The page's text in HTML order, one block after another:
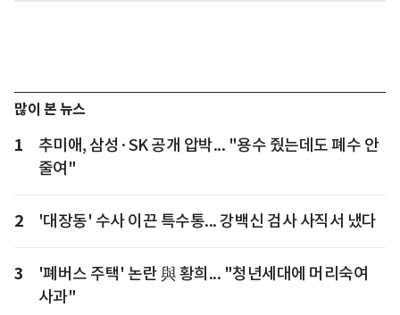
많이 본 뉴스
1
추미애, 삼성·SK 공개 압박... "용수 줬는데도 폐수 안
줄여"
2 '대장동' 수사 이끈 특수통... 강백신 검사 사직서 냈다
3
'폐버스 주택' 논란 與 황희... "청년세대에 머리숙여
사과"